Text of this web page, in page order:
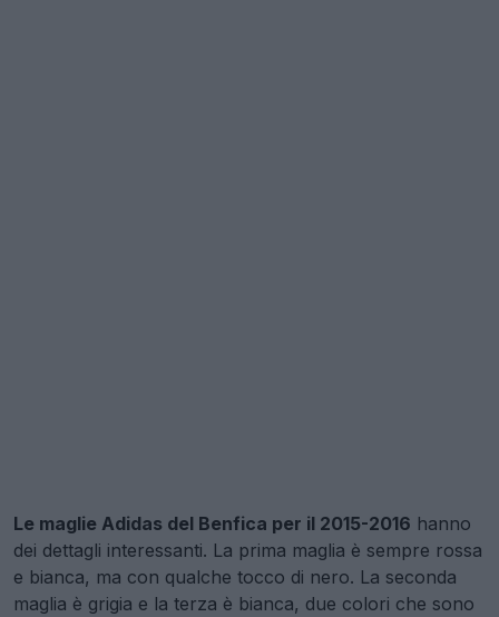
Le maglie Adidas del Benfica per il 2015-2016 hanno
dei dettagli interessanti. La prima maglia è sempre rossa
e bianca, ma con qualche tocco di nero. La seconda
maglia è grigia e la terza è bianca, due colori che sono